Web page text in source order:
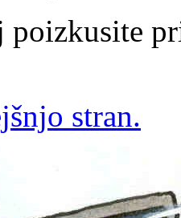
poizkusite
stran.